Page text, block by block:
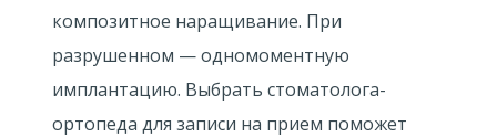
композитное наращивание. При
разрушенном — одномоментную
имплантацию. Выбрать стоматолога-
ортопеда для записи на прием поможет